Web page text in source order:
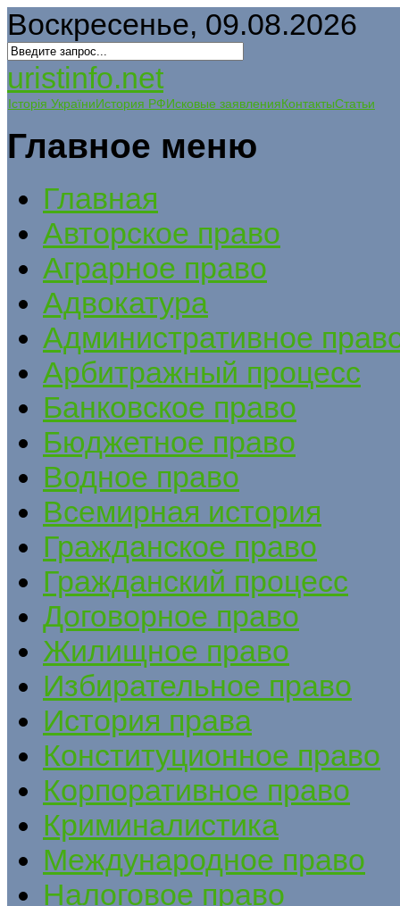
Воскресенье, 09.08.2026
uristinfo.net
Історія УкраїниИстория РФИсковые заявленияКонтактыСтатьи
Главное меню
Главная
Авторское право
Аграрное право
Адвокатура
Административное
Арбитражный процесс
Банковское право
Бюджетное право
Водное право
Всемирная история
Гражданское право
Гражданский процесс
Договорное право
Жилищное право
Избирательное право
История права
Конституционное право
Корпоративное право
Криминалистика
Международное право
Налоговое право